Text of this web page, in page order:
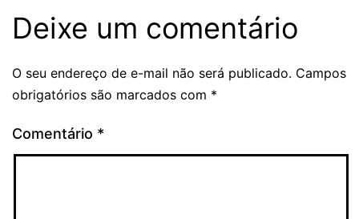
Deixe um comentário
O seu endereço de e-mail não será publicado. Campos
obrigatórios são marcados com *
Comentário *